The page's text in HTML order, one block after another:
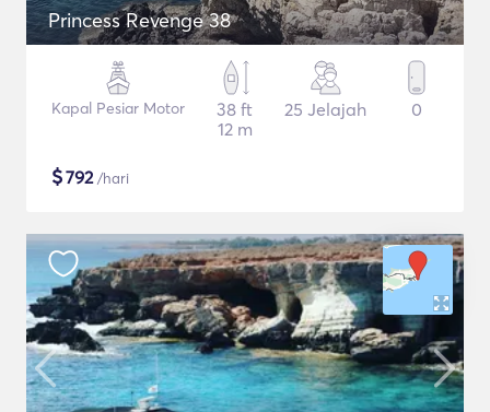
Princess Revenge 38
Kapal Pesiar Motor
38 ft
12 m
25 Jelajah 0
$792/hari